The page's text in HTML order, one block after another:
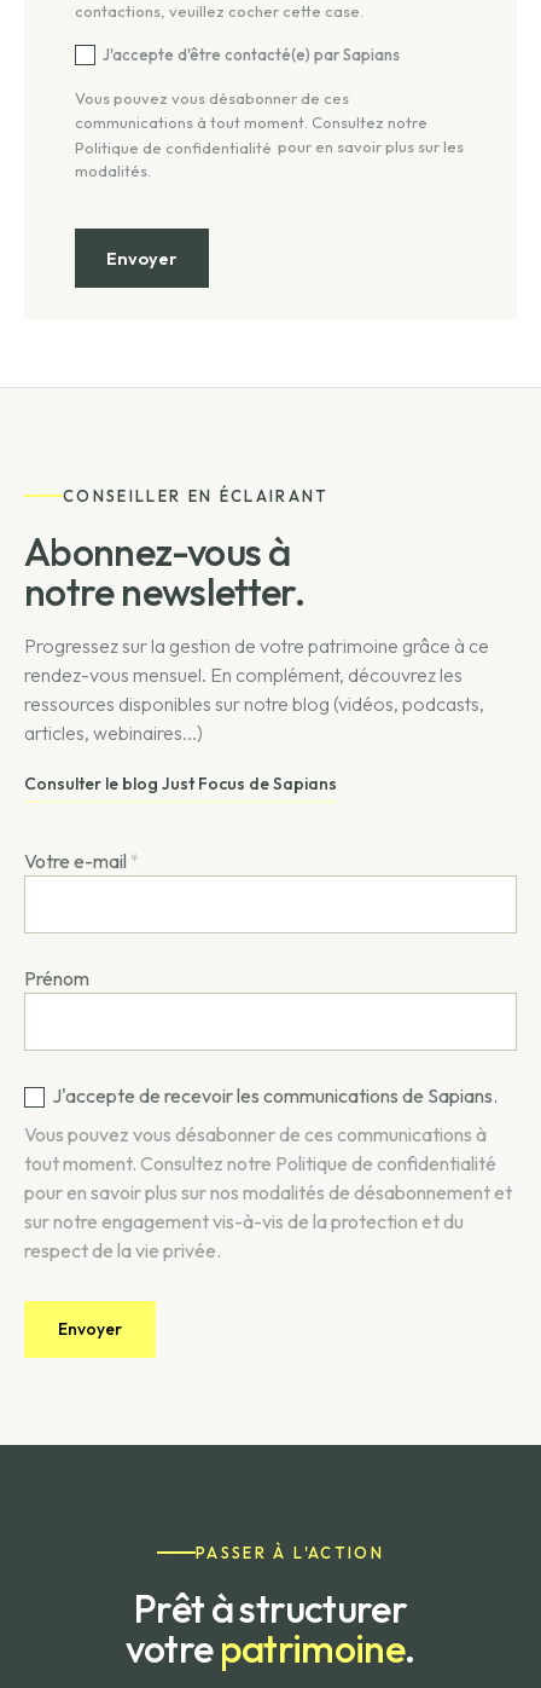
contactions, veuillez cocher cette case.
J'accepte d'être contacté(e) par Sapians
Vous pouvez vous désabonner de ces
communications à tout moment. Consultez notre
Politique de confidentialité pour en savoir plus sur les
modalités.
CONSEILLER EN ÉCLAIRANT
Abonnez-vous à
notre newsletter.
Progressez sur la gestion de votre patrimoine grâce à ce
rendez-vous mensuel. En complément, découvrez les
ressources disponibles sur notre blog (vidéos, podcasts,
articles, webinaires...)
Consulter le blog Just Focus de Sapians
Votre e-mail *
Prénom
J'accepte de recevoir les communications de Sapians.
Vous pouvez vous désabonner de ces communications à
tout moment. Consultez notre Politique de confidentialité
pour en savoir plus sur nos modalités de désabonnement et
sur notre engagement vis-à-vis de la protection et du
respect de la vie privée.
PASSER À L'ACTION
Prêt à structurer
votrepatrimoine.